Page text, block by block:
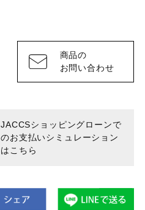
商品の
お問い合わせ
JACCSショッピングローンで
のお支払いシミュレーション
はこちら